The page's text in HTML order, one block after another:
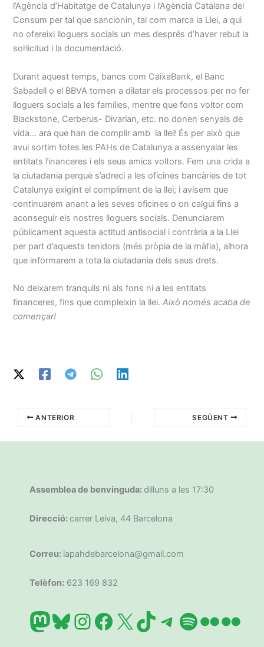
l’Agència d’Habitatge de Catalunya i l’Agència Catalana del
Consum per tal que sancionin, tal com marca la Llei, a qui
no ofereixi lloguers socials un mes després d’haver rebut la
sol·licitud i la documentació.
Durant aquest temps, bancs com CaixaBank, el Banc
Sabadell o el BBVA tornen a dilatar els processos per no fer
lloguers socials a les famílies, mentre que fons voltor com
Blackstone, Cerberus- Divarian, etc. no donen senyals de
vida… ara que han de complir amb la llei! És per això que
avui sortim totes les PAHs de Catalunya a assenyalar les
entitats financeres i els seus amics voltors. Fem una crida a
la ciutadania perquè s’adreci a les oficines bancàries de tot
Catalunya exigint el compliment de la llei; i avisem que
continuarem anant a les seves oficines o on calgui fins a
aconseguir els nostres lloguers socials. Denunciarem
públicament aquesta actitud antisocial i contrària a la Llei
per part d’aquests tenidors (més pròpia de la màfia), alhora
que informarem a tota la ciutadania dels seus drets.
No deixarem tranquils ni als fons ni a les entitats
financeres, fins que compleixin la llei.Això només acaba de
començar!
ANTERIOR SEGÜENT
Assemblea de benvinguda: dilluns a les 17:30
Direcció: carrer Leiva, 44 Barcelona
Correu: lapahdebarcelona@gmail.com
Telèfon: 623 169 832
Mastodon
Bluesky
Instagram
Facebook
X TikTok
Telegram
Spotify
Flickr